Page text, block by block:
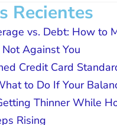
Recientes
vs. Debt: How to
Against You
Credit Card
to Do If Your
Thinner While
Rising